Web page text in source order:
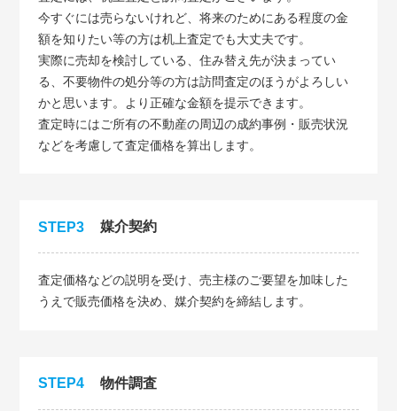
今すぐには売らないけれど、将来のためにある程度の金
額を知りたい等の方は机上査定でも大丈夫です。
実際に売却を検討している、住み替え先が決まってい
る、不要物件の処分等の方は訪問査定のほうがよろしい
かと思います。より正確な金額を提示できます。
査定時にはご所有の不動産の周辺の成約事例・販売状況
などを考慮して査定価格を算出します。
STEP3 媒介契約
査定価格などの説明を受け、売主様のご要望を加味した
うえで販売価格を決め、媒介契約を締結します。
STEP4 物件調査